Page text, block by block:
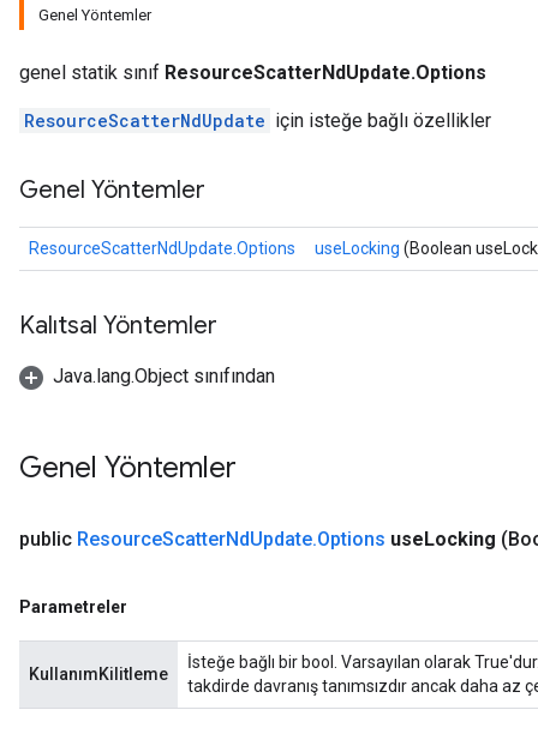
Genel Yöntemler
genel statik sınıf ResourceScatterNdUpdate.Options
ResourceScatterNdUpdate için isteğe bağlı özellikler
Genel Yöntemler
ResourceScatterNdUpdate.Options useLocking (Boolean
Kalıtsal Yöntemler
Java.lang.Object sınıfından
Genel Yöntemler
public ResourceScatterNdUpdate.Options useLocking
Parametreler
KullanımKilitleme
İsteğe bağlı bir bool. Varsayılan olarak
takdirde davranış tanımsızdır ancak daha az